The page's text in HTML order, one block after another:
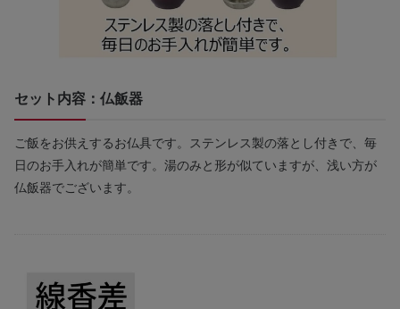
セット内容：仏飯器
ご飯をお供えするお仏具です。ステンレス製の落とし付きで、毎
日のお手入れが簡単です。湯のみと形が似ていますが、浅い方が
仏飯器でございます。